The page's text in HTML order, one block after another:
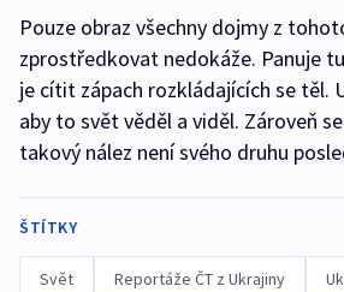
Pouze obraz všechny dojmy z
zprostředkovat nedokáže. Panuje
je cítit zápach rozkládajících se těl.
aby to svět věděl a viděl. Zároveň
takový nález není svého druhu
ŠTÍTKY
Svět Reportáže ČT z Ukrajiny